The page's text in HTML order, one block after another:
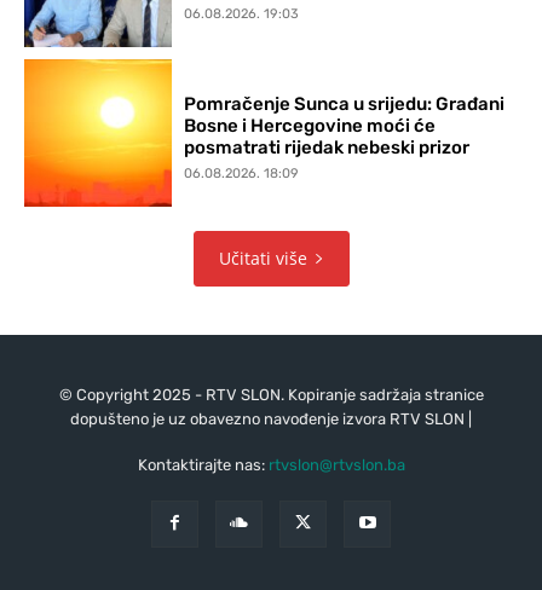
06.08.2026. 19:03
Pomračenje Sunca u srijedu: Građani
Bosne i Hercegovine moći će
posmatrati rijedak nebeski prizor
06.08.2026. 18:09
Učitati više
© Copyright 2025 - RTV SLON. Kopiranje sadržaja stranice
dopušteno je uz obavezno navođenje izvora RTV SLON |
Kontaktirajte nas: rtvslon@rtvslon.ba